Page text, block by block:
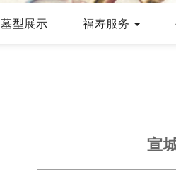
墓型展示 福寿服务
宣